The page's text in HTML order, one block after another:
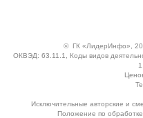
© ГК «ЛидерИнфо» ,
ОКВЭД: 63.11.1, Коды видов
Исключительные авторские и
Положение по